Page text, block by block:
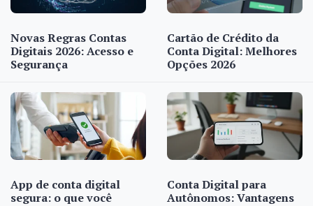
Novas Regras Contas
Digitais 2026: Acesso e
Segurança
Cartão de Crédito da
Conta Digital: Melhores
Opções 2026
App de conta digital
segura: o que você
Conta Digital para
Autônomos: Vantagens